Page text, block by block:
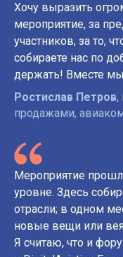
Хочу выразить
мероприятие, за
участников, за то,
собираете нас по
держать! Вместе
Ростислав Петров,
продажами,
Мероприятие
уровне. Здесь
отрасли; в одном
новые вещи или
Я считаю, что и